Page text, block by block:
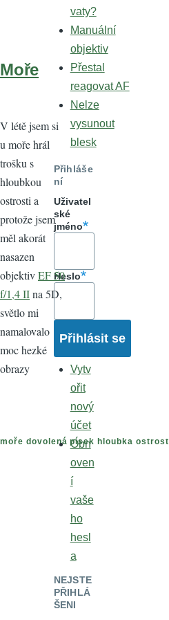
Moře
V létě jsem si
u moře hrál
trošku s
hloubkou
ostrosti a
protože jsem
měl akorát
nasazen
objektivEF 50
f/1,4 IIna 5D,
světlo mi
namalovalo
moc hezké
obrazy
moře dovolená písek hloubka ostrost
vaty?
Manuální
objektiv
Přestal
reagovat AF
Nelze
vysunout
blesk
Přihláše
ní
Uživatel
ské
jméno
Heslo
Vytv
ořit
nový
účet
Obn
oven
í
vaše
ho
hesl
a
NEJSTE
PŘIHLÁ
ŠENI